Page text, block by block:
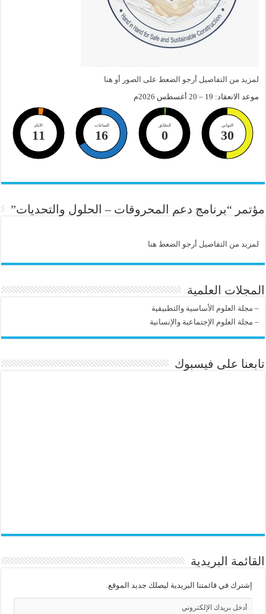
لمزيد من التفاصيل أرجو الضعط على الصور أو هنا
موعد الانعقاد: 19 – 20 أغسطس 2026م
الايام
11
الساعات
16
الدقائق
0
الثواني
29
مؤتمر “برنامج دعم المحروقات – الحلول والتحديات”
لمزيد من التفاصيل أرجو الضعط هنا
المجلات العلمية
– مجلة العلوم الأساسية والتطبيقية
– مجلة العلوم الإجتماعية والإنسانية
تابعنا على فيسبوك
القائمة البريدية
إشترك في قائمتنا البريدية ليصلك جديد الموقع.